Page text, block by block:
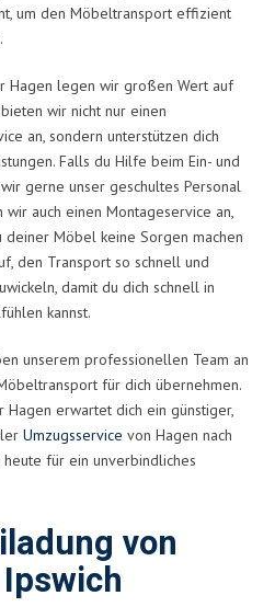
um den Möbeltransport effizient
Hagen legen wir großen Wert auf
wir nicht nur einen
an, sondern unterstützen dich
Falls du Hilfe beim Ein- und
gerne unser geschultes Personal
auch einen Montageservice an,
Möbel keine Sorgen machen
den Transport so schnell und
damit du dich schnell in
kannst.
unserem professionellen Team an
für dich übernehmen.
Hagen erwartet dich ein günstiger,
Umzugsservice von Hagen nach
heute für ein unverbindliches
von